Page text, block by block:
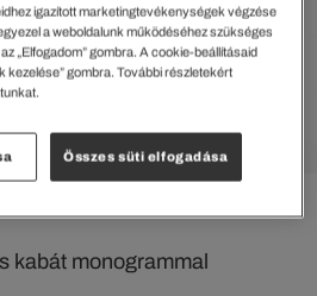
kabát monogrammal
igazított marketingtevékenységek végzése
a weboldalunk működéséhez szükséges
„Elfogadom” gombra. A cookie-beállításaid
kezelése” gombra. További részletekért
Összes süti elfogadása